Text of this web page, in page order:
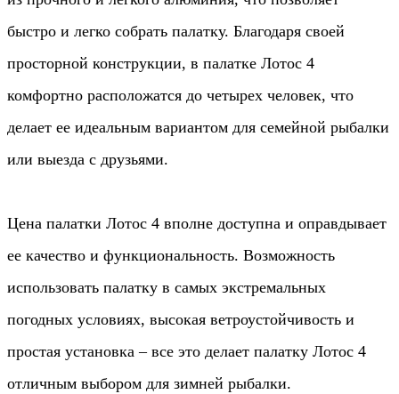
быстро и легко собрать палатку. Благодаря своей
просторной конструкции, в палатке Лотос 4
комфортно расположатся до четырех человек, что
делает ее идеальным вариантом для семейной рыбалки
или выезда с друзьями.
Цена палатки Лотос 4 вполне доступна и оправдывает
ее качество и функциональность. Возможность
использовать палатку в самых экстремальных
погодных условиях, высокая ветроустойчивость и
простая установка – все это делает палатку Лотос 4
отличным выбором для зимней рыбалки.